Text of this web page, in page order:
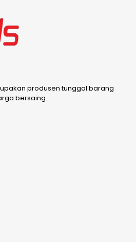
produsen tunggal barang
bersaing.